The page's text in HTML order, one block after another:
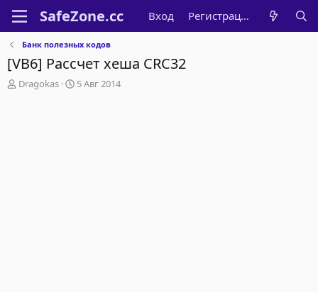
Вход Регистрация
Банк полезных кодов
[VB6] Рассчет хеша CRC32
А
Dragokas
Д
5 Авг 2014